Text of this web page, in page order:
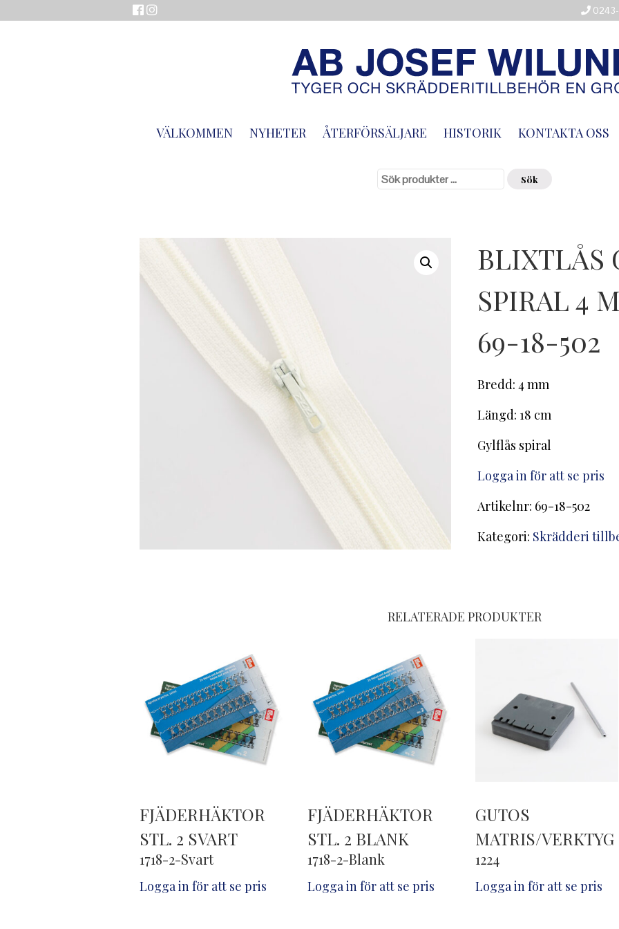
VÄLKOMMEN NYHETER ÅTERFÖRSÄLJARE HISTORIK KONTAKTA OSS
efter:
Sök
BLIXTLÅS
SPIRAL 4
69-18-502
Bredd: 4 mm
Längd: 18 cm
Gylflås spiral
Logga in för att se pris
Artikelnr: 69-18-502
Kategori: Skrädderi
RELATERADE PRODUKTER
FJÄDERHÄKTOR
STL. 2 SVART
1718-2-Svart
Logga in för att se pris
FJÄDERHÄKTOR
STL. 2 BLANK
1718-2-Blank
Logga in för att se pris
GUTOS
MATRIS/VERKTYG
1224
Logga in för att se pris